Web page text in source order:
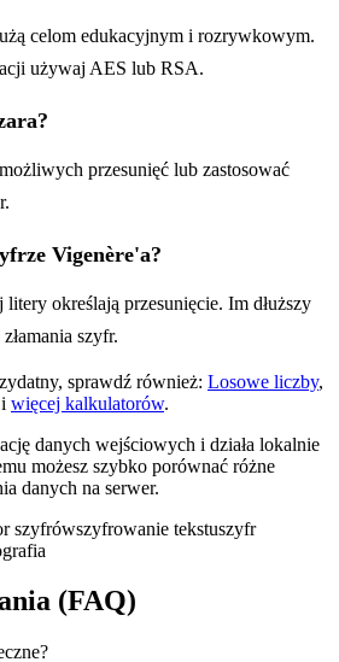
celom edukacyjnym i rozrywkowym.
używaj AES lub RSA.
przesunięć lub zastosować
Vigenère'a?
określają przesunięcie. Im dłuższy
szyfr.
sprawdź również: Losowe liczby,
i więcej kalkulatorów.
danych wejściowych i działa lokalnie
możesz szybko porównać różne
danych na serwer.
szyfrówszyfrowanie tekstuszyfr
(FAQ)